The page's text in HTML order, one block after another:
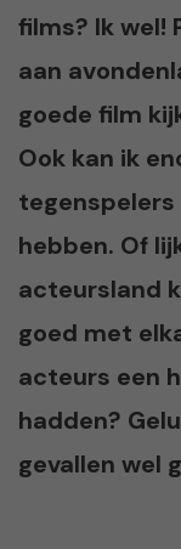
films? Ik wel!
aan
goede film
Ook kan ik
tegenspelers
hebben. Of
acteursland
goed met
acteurs een
hadden?
gevallen wel